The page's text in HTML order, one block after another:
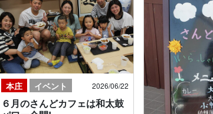
本庄 イベント 2026/06/22
６月のさんどカフェは和太鼓